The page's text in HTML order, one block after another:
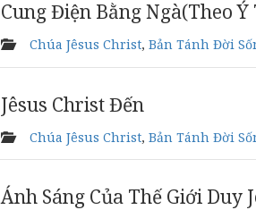
Cung Điện Bằng Ngà(Theo
Chúa Jêsus Christ, Bản Tánh Đời
Jêsus Christ Đến
Chúa Jêsus Christ, Bản Tánh Đời
Ánh Sáng Của Thế Giới Duy